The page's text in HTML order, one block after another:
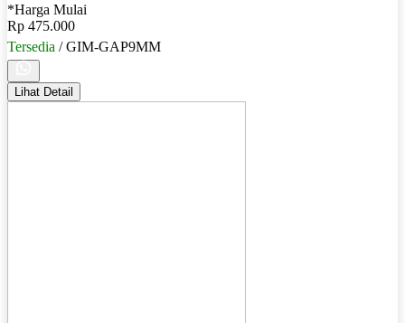
*Harga Mulai
Rp 475.000
Tersedia / GIM-GAP9MM
Lihat Detail